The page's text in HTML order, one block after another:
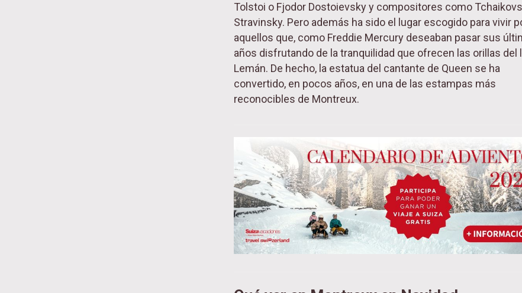
Tolstoi o Fjodor Dostoievsky y compositores como
Stravinsky. Pero además ha sido el lugar escogido para vivir
aquellos que, como Freddie Mercury deseaban pasar sus
años disfrutando de la tranquilidad que ofrecen las orillas del
Lemán. De hecho, la estatua del cantante de Queen se ha
convertido, en pocos años, en una de las estampas más
reconocibles de Montreux.